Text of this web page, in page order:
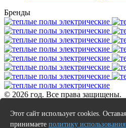
Бренды
© 2026 год. Все права защищены.
Данный интернет сайт не
Наличие и стоимость товаров
Этот сайт использует cookies.
принимаете политику